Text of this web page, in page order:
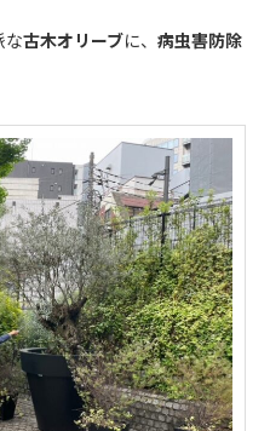
な古木オリーブに、 病虫害防除